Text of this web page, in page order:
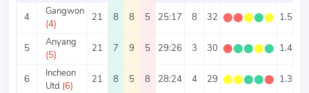
4
Gangwon
(4)
21 8 8 5 25:17 8 32 ⬤⬤⬤⬤⬤ 1.52
5
Anyang
(5)
21 7 9 5 29:26 3 30 ⬤⬤⬤⬤⬤ 1.43
6
Incheon
Utd (6)
21 8 5 8 28:24 4 29 ⬤⬤⬤⬤⬤ 1.38